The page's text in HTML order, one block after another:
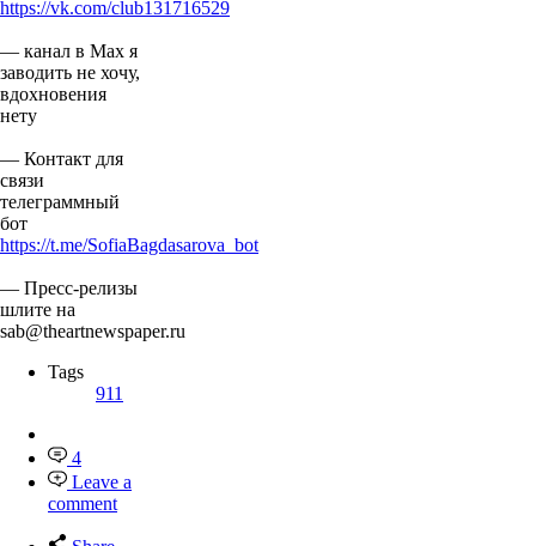
https://vk.com/club131716529
— канал в Мах я
заводить не хочу,
вдохновения
нету
— Контакт для
связи
телеграммный
бот
https://t.me/SofiaBagdasarova_bot
— Пресс-релизы
шлите на
sab@theartnewspaper.ru
Tags
911
4
Leave a
comment